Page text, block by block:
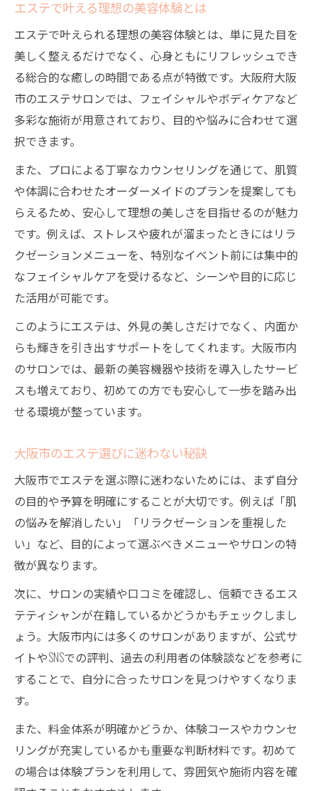
自分に合うエステ施術を見極めるコツ
エステの施術別に期待できる効果とは
失敗しない大阪エリアのエステ比較術
大阪市でエステを比較する重要な基準
エステ比較で見るべきポイントまとめ
口コミや評判でエステの質を見抜く方法
大阪のエステ比較で得する選択術
エステを安心して選ぶためのポイント集
エステ選びで外せない信頼性の見極め方
大阪市のエステで安心できる要素とは
エステの安全性や衛生管理も確認しよう
体験談から学ぶエステ選びの注意点
エステのカウンセリングの重要性を知る
効果や料金から見るエステの選び方徹底解説
エステの料金体系と効果の違いを理解
エステの平均金額を知って賢く選択
コース別エステ料金と満足度の関係性
追加費用なしで選ぶエステのコツ
自分に合ったエステ選択で美容を楽しむ秘訣
自分に最適なエステの見つけ方とは
エステ選択で美容効果を最大限に引き出す
継続しやすいエステ選びのポイント
悩みに合わせたエステ選択の工夫
エステ体験を楽しむための心の準備
エステで叶える理想の美容体験とは
エステで叶えられる理想の美容体験とは、単に見た目を
美しく整えるだけでなく、心身ともにリフレッシュでき
る総合的な癒しの時間である点が特徴です。大阪府大阪
市のエステサロンでは、フェイシャルやボディケアなど
多彩な施術が用意されており、目的や悩みに合わせて選
択できます。
また、プロによる丁寧なカウンセリングを通じて、肌質
や体調に合わせたオーダーメイドのプランを提案しても
らえるため、安心して理想の美しさを目指せるのが魅力
です。例えば、ストレスや疲れが溜まったときにはリラ
クゼーションメニューを、特別なイベント前には集中的
なフェイシャルケアを受けるなど、シーンや目的に応じ
た活用が可能です。
このようにエステは、外見の美しさだけでなく、内面か
らも輝きを引き出すサポートをしてくれます。大阪市内
のサロンでは、最新の美容機器や技術を導入したサービ
スも増えており、初めての方でも安心して一歩を踏み出
せる環境が整っています。
大阪市のエステ選びに迷わない秘訣
大阪市でエステを選ぶ際に迷わないためには、まず自分
の目的や予算を明確にすることが大切です。例えば「肌
の悩みを解消したい」「リラクゼーションを重視した
い」など、目的によって選ぶべきメニューやサロンの特
徴が異なります。
次に、サロンの実績や口コミを確認し、信頼できるエス
テティシャンが在籍しているかどうかもチェックしまし
ょう。大阪市内には多くのサロンがありますが、公式サ
イトやSNSでの評判、過去の利用者の体験談などを参考に
することで、自分に合ったサロンを見つけやすくなりま
す。
また、料金体系が明確かどうか、体験コースやカウンセ
リングが充実しているかも重要な判断材料です。初めて
の場合は体験プランを利用して、雰囲気や施術内容を確